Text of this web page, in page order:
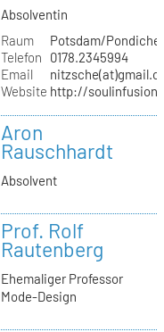
Absolventin
Raum
Potsdam/
Telefon
0178.2345994
Email
Website http://
Aron
Rauschhardt
Absolvent
Prof. Rolf
Rautenberg
Ehemaliger Professor
Mode-Design